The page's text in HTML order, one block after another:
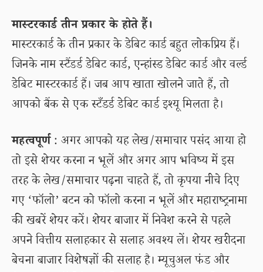
मास्टरकार्ड तीन प्रकार के होते हैं।
मास्टरकार्ड के तीन प्रकार के डेबिट कार्ड बहुत लोकप्रिय हैं।
जिनके नाम स्टैंडर्ड डेबिट कार्ड, एन्हांस्ड डेबिट कार्ड और वर्ल्ड
डेबिट मास्टरकार्ड हैं। जब आप खाता खोलने जाते हैं, तो
आपको बैंक से एक स्टँडर्ड डेबिट कार्ड इश्यू मिलता है।
महत्वपूर्ण: अगर आपको यह लेख/समाचार पसंद आया हो
तो इसे शेयर करना न भूलें और अगर आप भविष्य में इस
तरह के लेख/समाचार पढ़ना चाहते हैं, तो कृपया नीचे दिए
गए ‘फॉलो’ बटन को फॉलो करना न भूलें और महाराष्ट्रनामा
की खबरें शेयर करें। शेयर बाजार में निवेश करने से पहले
अपने वित्तीय सलाहकार से सलाह अवश्य लें। शेयर खरीदना
बेचना बाजार विशेषज्ञों की सलाह है। म्यूचुअल फंड और